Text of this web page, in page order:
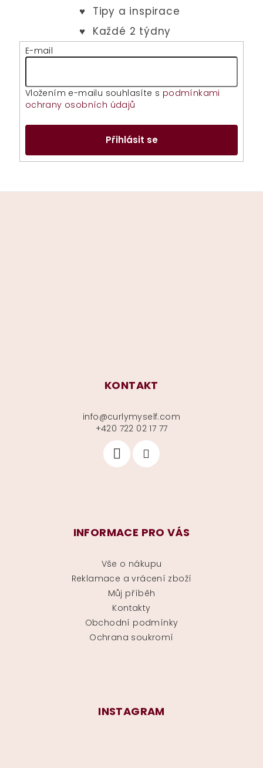
E-mail
Vložením e-mailu souhlasíte s podmínkami
ochrany osobních údajů
Přihlásit se
KONTAKT
info@curlymyself.com
+420 722 02 17 77
INFORMACE PRO VÁS
Vše o nákupu
Reklamace a vrácení zboží
Můj příběh
Kontakty
Obchodní podmínky
Ochrana soukromí
INSTAGRAM